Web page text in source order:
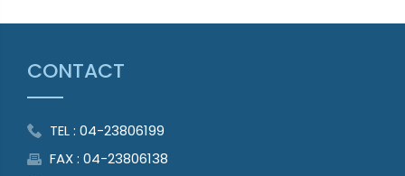
CONTACT
TEL : 04-23806199
FAX : 04-23806138